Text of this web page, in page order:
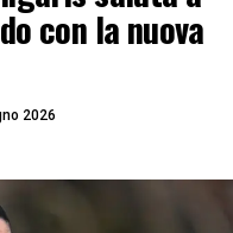
con la nuova
2026